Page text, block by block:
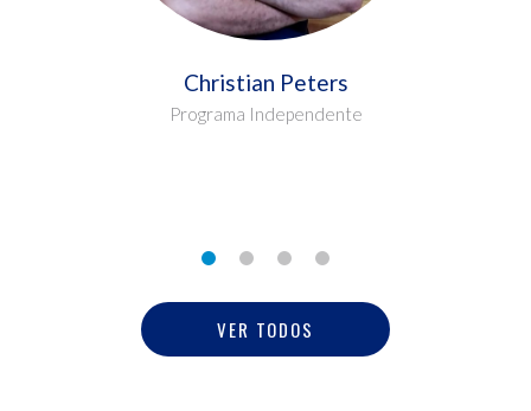
Christian Peters
Programa Independente
VER TODOS